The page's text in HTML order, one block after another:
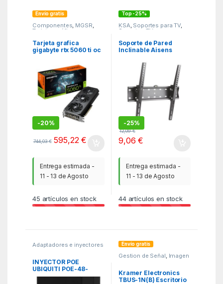
Envío gratis
Componentes, MGSR,
Tarjetas gráficas
Tarjeta grafica
gigabyte rtx 5060 ti oc
-20%
744,03€ 595,22€
Entrega estimada -
11 - 13 de Agosto
45 artículos en stock
Top -25%
KSA, Soportes para TV,
Soportes TV
Soporte de Pared
Inclinable Aisens
32-55″/ hasta 40kg
-25%
12,09€
9,06€
Entrega estimada -
11 - 13 de Agosto
44artículos en stock
Adaptadores e inyectores
de PoE Adaptadores y
INYECTOR POE
UBIQUITI POE-48-
24W-G ISP POE
Envío gratis
Gestion de Señal Imagen
Kramer Electronics
TBUS-1N(B) Escritorio